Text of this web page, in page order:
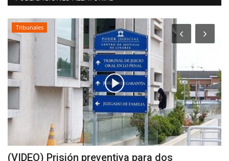
Tribunales
(VIDEO) Prisión preventiva para dos